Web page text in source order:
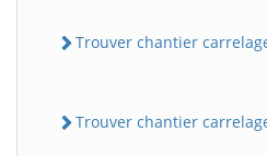
Trouver chantier
Trouver chantier carrelage